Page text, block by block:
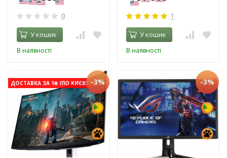
0
У кошик
В наявності
1
У кошик
В наявності
ДОСТАВКА ЗА 1₴ (ПО КИЄВУ)-3% -3%